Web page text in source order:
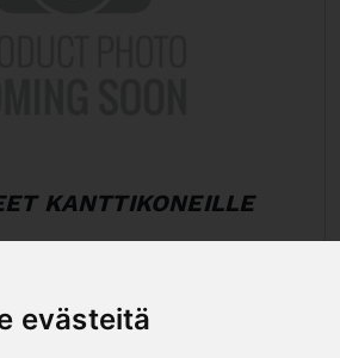
evästeitä
KANTTIKONEILLE